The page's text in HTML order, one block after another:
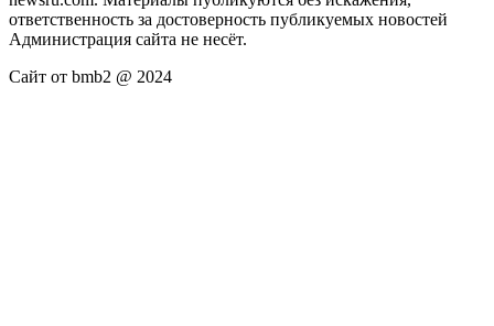
ответственность за достоверность публикуемых новостей
Администрация сайта не несёт.
Сайт от bmb2 @ 2024